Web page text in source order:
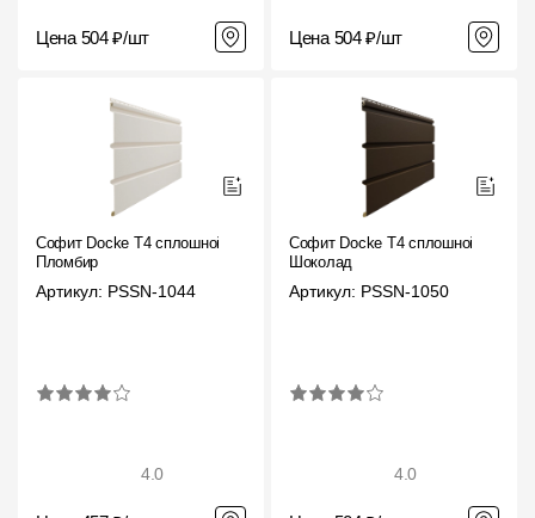
Контроль качества кровли
Качество фасадов
Отправка рекламации
Предложения по сотрудничеству
B2B
Цена 504 ₽/шт Цена 504 ₽/шт
Софит Docke T4 сплошной
Пломбир
Артикул: PSSN-1044
4.0
Софит Docke T4 сплошной
Шоколад
Артикул: PSSN-1050
4.0